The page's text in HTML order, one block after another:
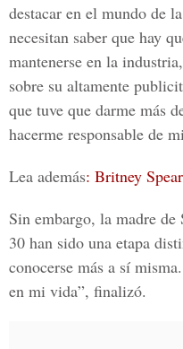
destacar en el mundo de
necesitan saber que hay
mantenerse en la
sobre su altamente
que tuve que darme más
hacerme responsable de
Lea además: Britney
Sin embargo, la madre de
30 han sido una etapa
conocerse más a sí
en mi vida”, finalizó.